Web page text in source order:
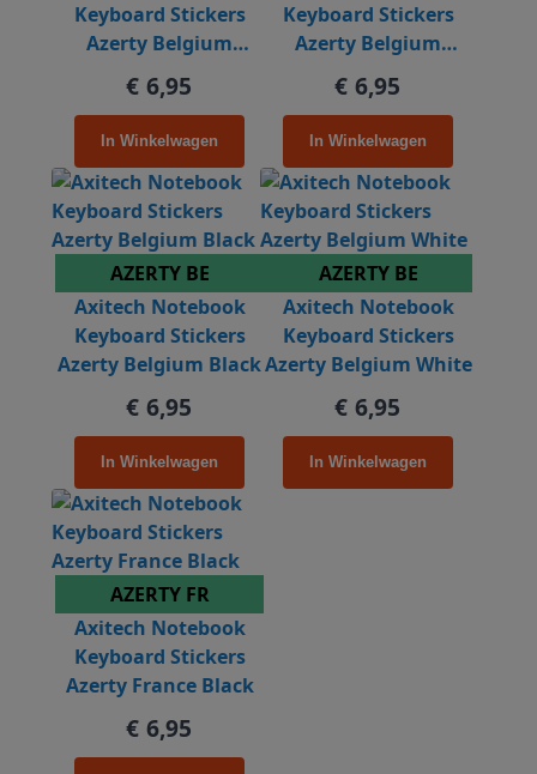
Keyboard Stickers
Azerty Belgium
Arabic Black
€ 6,95
In Winkelwagen
Keyboard Stickers
Azerty Belgium
Arabic White
€ 6,95
In Winkelwagen
AZERTY BE
Axitech Notebook
Keyboard Stickers
Azerty Belgium Black
€ 6,95
In Winkelwagen
AZERTY BE
Axitech Notebook
Keyboard Stickers
Azerty Belgium White
€ 6,95
In Winkelwagen
AZERTY FR
Axitech Notebook
Keyboard Stickers
Azerty France Black
€ 6,95